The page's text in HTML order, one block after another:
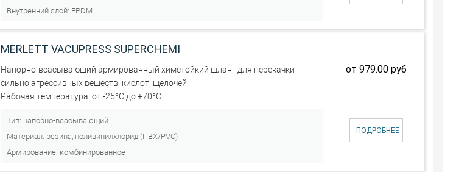
Внутренний слой: EPDM
MERLETT VACUPRESS SUPERCHEMI
Напорно-всасывающий армированный химстойкий шланг для перекачки
сильно агрессивных веществ, кислот, щелочей
Рабочая температура: от -25°C до +70°C.
Тип: напорно-всасывающий
Материал: резина, поливинилхлорид (ПВХ/PVC)
Армирование: комбинированное
от 979.00 руб
ПОДРОБНЕЕ